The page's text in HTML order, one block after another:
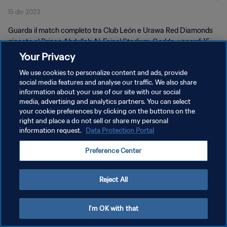
Match completo
15 dic 2023
Guarda il match completo tra Club León e Urawa Red Diamonds
giocato al Prince Abdullah Al-Faisal Stadium, Gedda, venerdì 15
dicembre 2023 alle 17:30 (ora locale).
PRIVACY POLICY
TERMINI DI SERVIZIO
GESTISCI LE TUE PREFERENZE PER I COOKIES
Copyright © 1994 - 2026 FIFA. Tutti i diritti riservati.
Your Privacy
We use cookies to personalize content and ads, provide
social media features and analyse our traffic. We also share
information about your use of our site with our social
media, advertising and analytics partners. You can select
your cookie preferences by clicking on the buttons on the
right and place a do not sell or share my personal
information request. Data Protection Portal
Preference Center
Reject All
I'm OK with that